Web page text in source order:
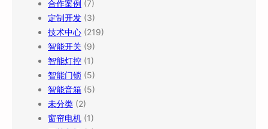
合作案例 (7)
定制开发 (3)
技术中心 (219)
智能开关 (9)
智能灯控 (1)
智能门锁 (5)
智能音箱 (5)
未分类 (2)
窗帘电机 (1)